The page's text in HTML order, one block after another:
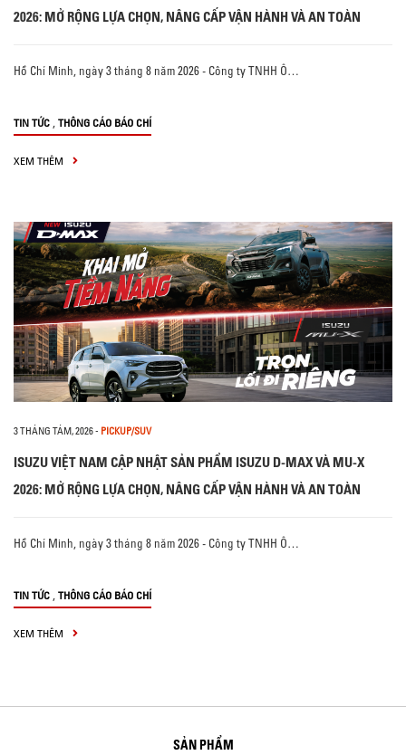
2026: MỞ RỘNG LỰA CHỌN, NÂNG CẤP VẬN HÀNH VÀ AN TOÀN
Hồ Chí Minh, ngày 3 tháng 8 năm 2026 - Công ty TNHH Ô…
TIN TỨC , THÔNG CÁO BÁO CHÍ
XEM THÊM
3 THÁNG TÁM, 2026- PICKUP/SUV
ISUZU VIỆT NAM CẬP NHẬT SẢN PHẨM ISUZU D-MAX VÀ MU-X
2026: MỞ RỘNG LỰA CHỌN, NÂNG CẤP VẬN HÀNH VÀ AN TOÀN
Hồ Chí Minh, ngày 3 tháng 8 năm 2026 - Công ty TNHH Ô…
TIN TỨC , THÔNG CÁO BÁO CHÍ
XEM THÊM
SẢN PHẨM